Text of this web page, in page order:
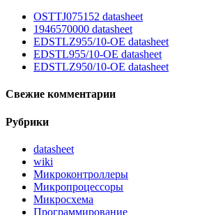
OSTTJ075152 datasheet
1946570000 datasheet
EDSTLZ955/10-OE datasheet
EDSTL955/10-OE datasheet
EDSTLZ950/10-OE datasheet
Свежие комментарии
Рубрики
datasheet
wiki
Микроконтроллеры
Микропроцессоры
Микросхема
Программирование